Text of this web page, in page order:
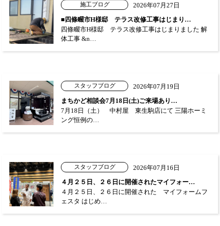
施工ブログ
2026年07月27日
■四條畷市H様邸 テラス改修工事はじまり…
四條畷市H様邸 テラス改修工事はじまりました 解
体工事 &n…
スタッフブログ
2026年07月19日
まちかど相談会7月18日(土)ご来場あり…
7月18日（土） 中村屋 東生駒店にて 三陽ホーミ
ング恒例の…
スタッフブログ
2026年07月16日
４月２５日、２６日に開催されたマイフォー…
４月２５日、２６日に開催された マイフォームフ
ェスタ はじめ…